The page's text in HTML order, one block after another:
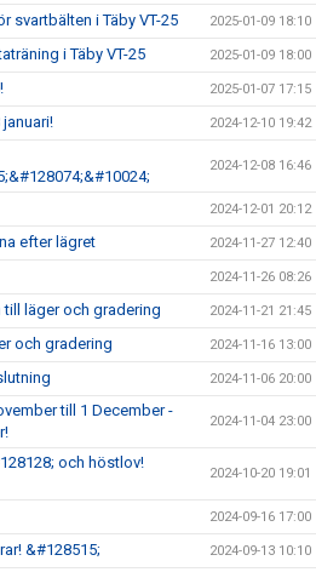
svartbälten i Täby VT-25 2025-01-09 18:10
i Täby VT-25 2025-01-09 18:00
2025-01-07 17:15
2024-12-10 19:42
2024-12-08 16:46
2024-12-01 20:12
efter lägret 2024-11-27 12:40
2024-11-26 08:26
läger och gradering 2024-11-21 21:45
och gradering 2024-11-16 13:00
2024-11-06 20:00
till 1 December -
2024-11-04 23:00
och höstlov!
2024-10-20 19:01
2024-09-16 17:00
&#128515; 2024-09-13 10:10